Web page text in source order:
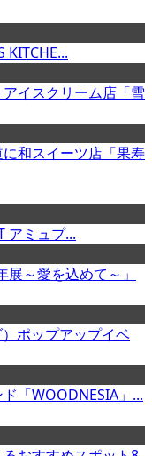
KITCHE...
イスクリーム店「雪
和スイーツ店「果寿
アミュプ...
～愛を込めて～」
ポップアップイベ
「WOODNESIA」...